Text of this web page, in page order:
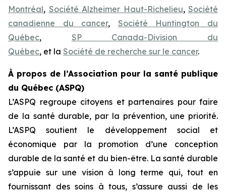
Montréal, Société Alzheimer Haut-Richelieu, Société
canadienne du cancer, Société Huntington du
Québec, SP Canada-Division du
Québec, et la Société de recherche sur le cancer.
À propos de l’Association pour la santé publique
du Québec (ASPQ)
L’ASPQ regroupe citoyens et partenaires pour faire
de la santé durable, par la prévention, une priorité.
L’ASPQ soutient le développement social et
économique par la promotion d’une conception
durable de la santé et du bien-être. La santé durable
s’appuie sur une vision à long terme qui, tout en
fournissant des soins à tous, s’assure aussi de les